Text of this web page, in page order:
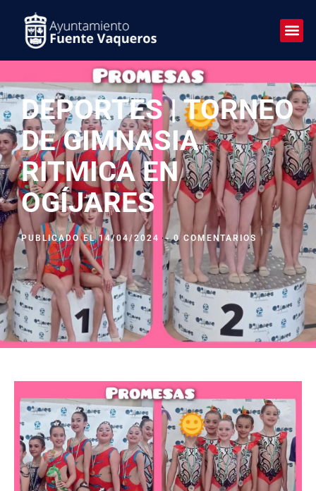
DEPORTES | TORNEO
DE GIMNASIA
RITMICA EN
OGÍJARES
PUBLICADO EL14/04/2024 -0 COMENTARIOS